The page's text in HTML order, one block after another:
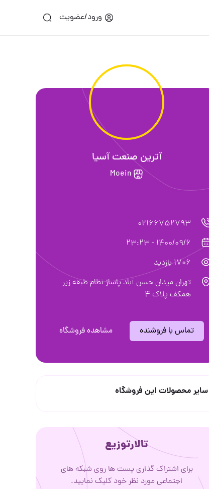
ورود/عضویت
آترین صنعت آسیا
Moein
02166752793
1400/09/6 - 23:23
1706 بازدید
تهران میدان حسن آباد پاساژ نظام طبقه زیر
همکف پلاک ۴
تماس با فروشنده مشاهده فروشگاه
سایر محصولات این فروشگاه
تالارتوزیع
برای اشتراک گذاری پست ها روی شبکه های
اجتماعی مورد نظر خود کلیک نمایید.